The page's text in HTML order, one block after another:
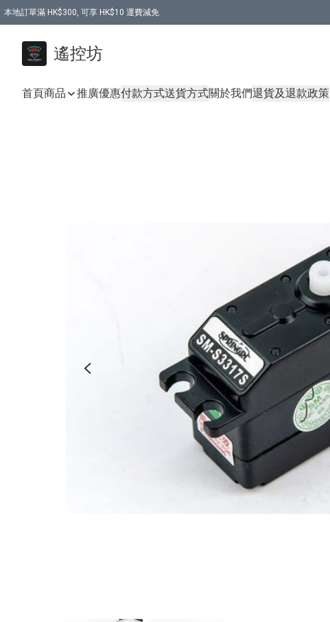
本地訂單滿 HK$300, 可享 HK$10 運費減免
遙控坊
首頁商品 推廣優惠付款方式送貨方式關於我們退貨及退款政策